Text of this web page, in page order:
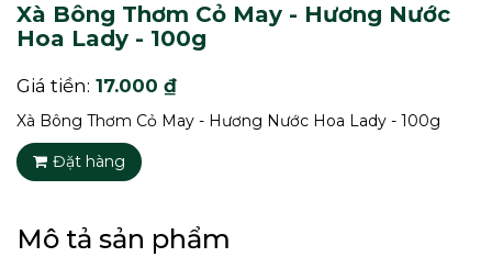
Xà Bông Thơm Cỏ May - Hương Nước
Hoa Lady - 100g
Giá tiền: 17.000 ₫
Xà Bông Thơm Cỏ May - Hương Nước Hoa Lady - 100g
Đặt hàng
Mô tả sản phẩm